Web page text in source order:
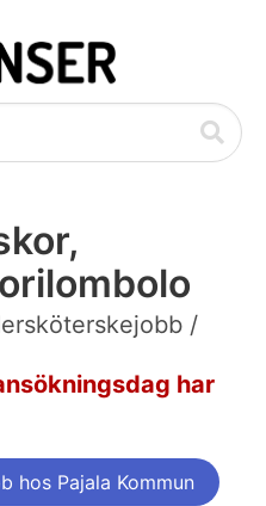
/
har
hos Pajala Kommun